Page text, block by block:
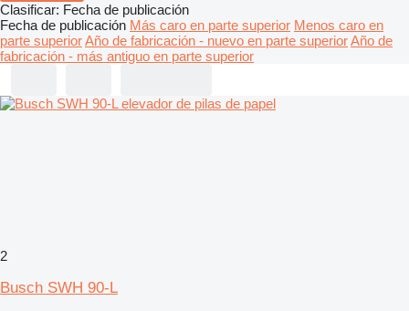
Clasificar: Fecha de publicación
Fecha de publicación Más caro en parte superior Menos caro en
parte superiorAño de fabricación - nuevo en parte superiorAño de
fabricación - más antiguo en parte superior
2
Busch SWH 90-L